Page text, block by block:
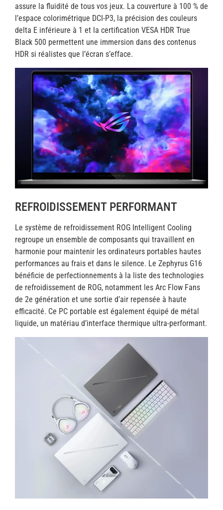
assure la fluidité de tous vos jeux. La couverture à 100 % de
l’espace colorimétrique DCI-P3, la précision des couleurs
delta E inférieure à 1 et la certification VESA HDR True
Black 500 permettent une immersion dans des contenus
HDR si réalistes que l’écran s’efface.
REFROIDISSEMENT PERFORMANT
Le système de refroidissement ROG Intelligent Cooling
regroupe un ensemble de composants qui travaillent en
harmonie pour maintenir les ordinateurs portables hautes
performances au frais et dans le silence. Le Zephyrus G16
bénéficie de perfectionnements à la liste des technologies
de refroidissement de ROG, notamment les Arc Flow Fans
de 2e génération et une sortie d’air repensée à haute
efficacité. Ce PC portable est également équipé de métal
liquide, un matériau d’interface thermique ultra-performant.